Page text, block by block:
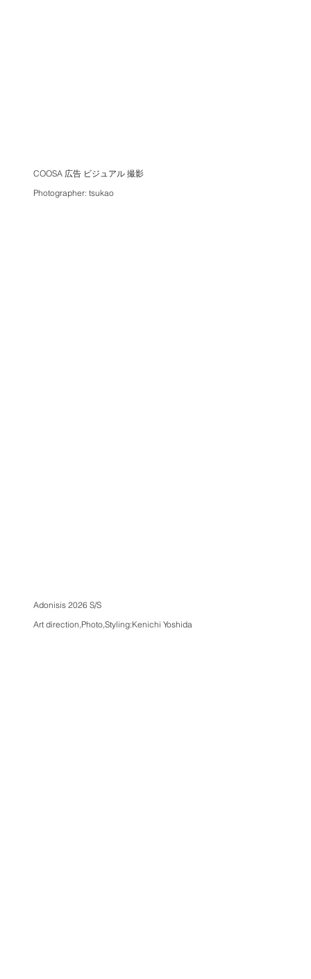
COOSA 広告 ビジュアル 撮影
Photographer: tsukao
Adonisis 2026 S/S
Art direction,Photo,Styling:Kenichi Yoshida